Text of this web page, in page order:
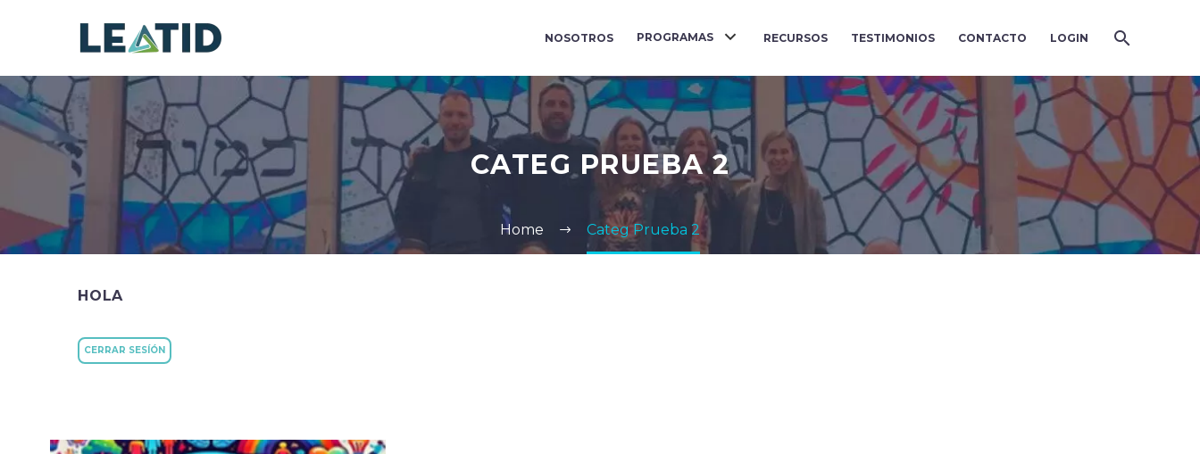
NOSOTROS PROGRAMAS RECURSOS TESTIMONIOS CONTACTO LOGIN
CATEG PRUEBA 2
Home Categ Prueba 2
HOLA
CERRAR SESÍÓN